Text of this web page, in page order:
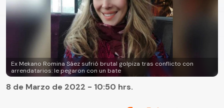
Ex Mekano Romina Sáez sufrió brutal golpiza tras conflicto con
arrendatarios: le pegaron con un bate
8 de Marzo de 2022 - 10:50 hrs.